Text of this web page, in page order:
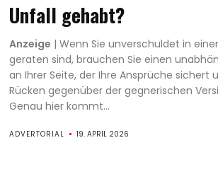
Unfall gehabt?
Anzeige | Wenn Sie unverschuldet in
geraten sind, brauchen Sie einen
an Ihrer Seite, der Ihre Ansprüche sichert
Rücken gegenüber der gegnerischen
Genau hier kommt...
ADVERTORIAL 19. APRIL 2026